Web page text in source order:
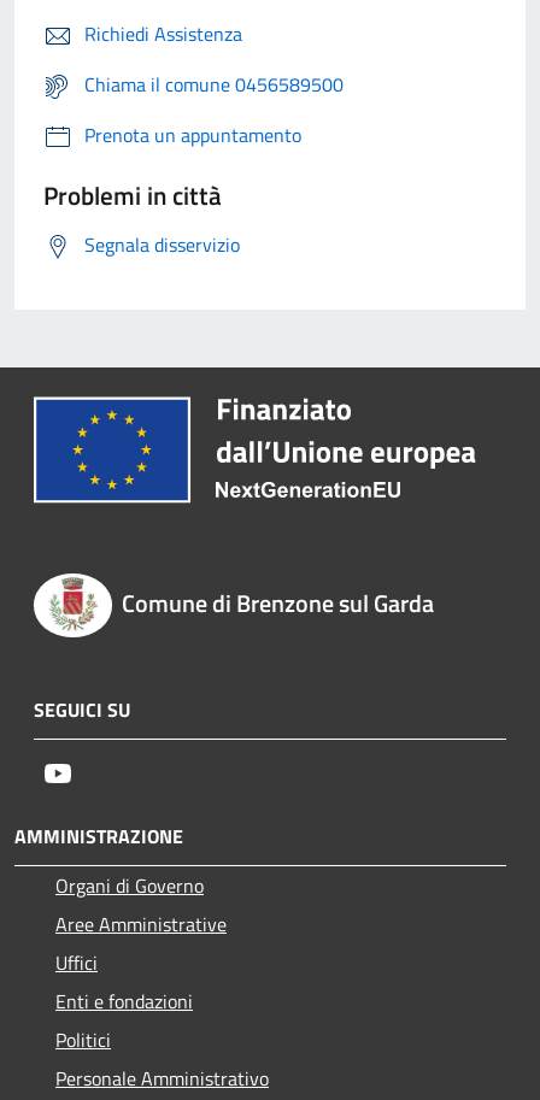
Richiedi Assistenza
Chiama il comune 0456589500
Prenota un appuntamento
Problemi in città
Segnala disservizio
Comune di Brenzone sul Garda
SEGUICI SU
AMMINISTRAZIONE
Organi di Governo
Aree Amministrative
Uffici
Enti e fondazioni
Politici
Personale Amministrativo